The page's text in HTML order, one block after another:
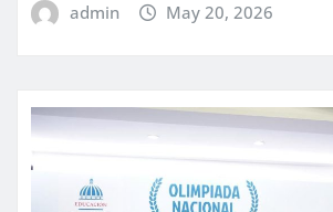
admin May 20, 2026